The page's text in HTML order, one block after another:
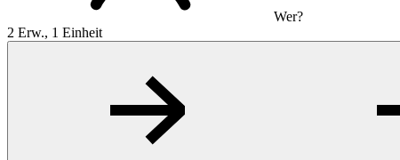
Wer?
2 Erw., 1 Einheit